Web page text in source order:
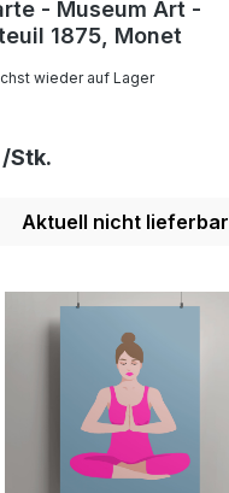
- Museum Art -
1875, Monet
wieder auf Lager
Preis:
Aktuell nicht lieferbar